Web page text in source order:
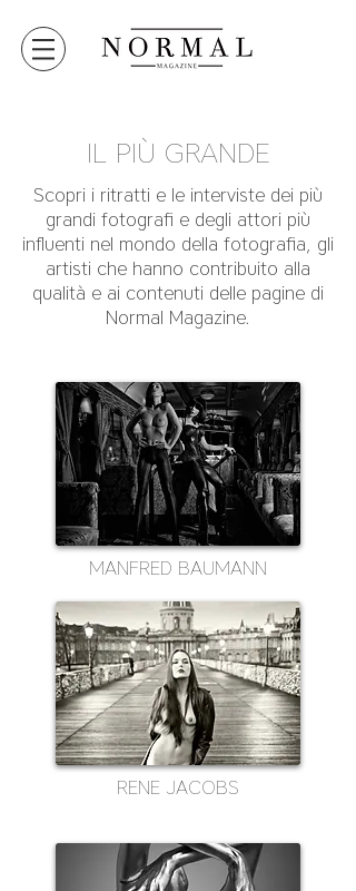
IL PIÙ GRANDE
Scopri i ritratti e le interviste dei più
grandi fotografi e degli attori più
influenti nel mondo della fotografia, gli
artisti che hanno contribuito alla
qualità e ai contenuti delle pagine di
Normal Magazine.
MANFRED BAUMANN
RENE JACOBS